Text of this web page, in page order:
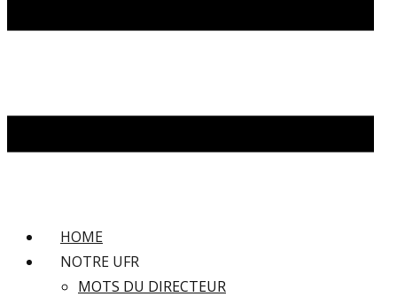
HOME
NOTRE UFR
MOTS DU DIRECTEUR